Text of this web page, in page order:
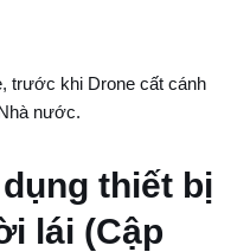
trước khi Drone cất cánh
nước.
thiết bị
lái (Cập